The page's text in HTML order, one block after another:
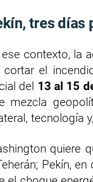
tres días
ese contexto, la
cortar el
del 13 al 15
mezcla
tecnología
quiere
Pekín,